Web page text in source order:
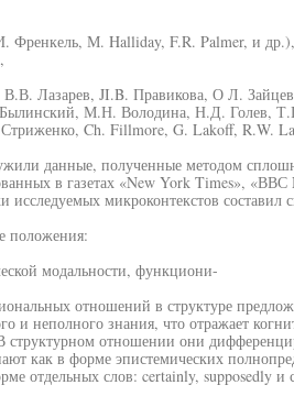
Френкель, М. Halliday, F.R. Palmer, и
Лазарев, JI.B. Правикова, О Л.
Былинский, М.Н. Володина, Н.Д. Голев,
Ch. Fillmore, G. Lakoff, R.W.
данные, полученные методом
в газетах «New York Times», «ВВС
микроконтекстов составил
положения:
модальности, функциони-
отношений в структуре
и неполного знания, что отражает
отношении они
как в форме эпистемических
отдельных слов: certainly, supposedly и